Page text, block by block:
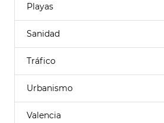
Playas
Sanidad
Tráfico
Urbanismo
Valencia